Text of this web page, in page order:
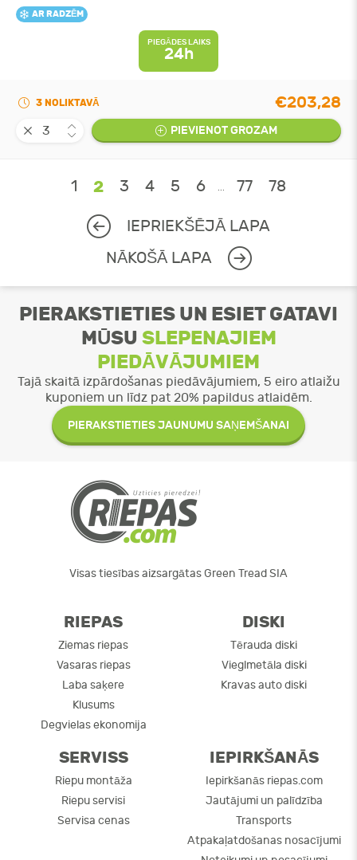
AR RADZĒM
PIEGĀDES LAIKS
24h
3 NOLIKTAVĀ €203,28
PIEVIENOT GROZAM
1 2 3 4 5 6 77 78
IEPRIEKŠĒJĀ LAPA
NĀKOŠĀ LAPA
PIERAKSTIETIES UN ESIET GATAVI
MŪSU SLEPENAJIEM
PIEDĀVĀJUMIEM
Tajā skaitā izpārdošanas piedāvājumiem, 5 eiro atlaižu
kuponiem un līdz pat 20% papildus atlaidēm.
PIERAKSTIETIES JAUNUMU SAŅEMŠANAI
Visas tiesības aizsargātas Green Tread SIA
RIEPAS
Ziemas riepas
Vasaras riepas
Laba saķere
Klusums
Degvielas ekonomija
DISKI
Tērauda diski
Vieglmetāla diski
Kravas auto diski
SERVISS
Riepu montāža
Riepu servisi
Servisa cenas
IEPIRKŠANĀS
Iepirkšanās riepas.com
Jautājumi un palīdzība
Transports
Atpakaļatdošanas nosacījumi